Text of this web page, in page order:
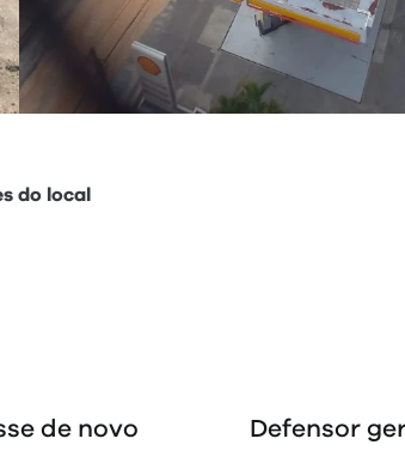
do local
de novo
Defensor